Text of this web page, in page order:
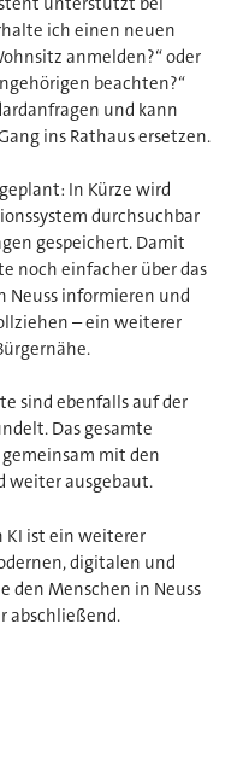
ich einen neuen
anmelden?“ oder
beachten?“
und kann
ins Rathaus ersetzen.
In Kürze wird
durchsuchbar
gespeichert. Damit
noch einfacher über das
Neuss informieren und
– ein weiterer
sind ebenfalls auf der
Das gesamte
mit den
weiter ausgebaut.
KI ist ein weiterer
digitalen und
den Menschen in Neuss
abschließend.